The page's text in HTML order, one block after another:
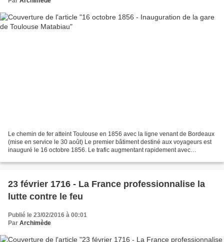
Le chemin de fer atteint Toulouse en 1856 avec la ligne venant de Bordeaux
(mise en service le 30 août) Le premier bâtiment destiné aux voyageurs est
inauguré le 16 octobre 1856. Le trafic augmentant rapidement avec
23 février 1716 - La France professionnalise la
lutte contre le feu
Publié le 23/02/2016 à 00:01
Par Archimède